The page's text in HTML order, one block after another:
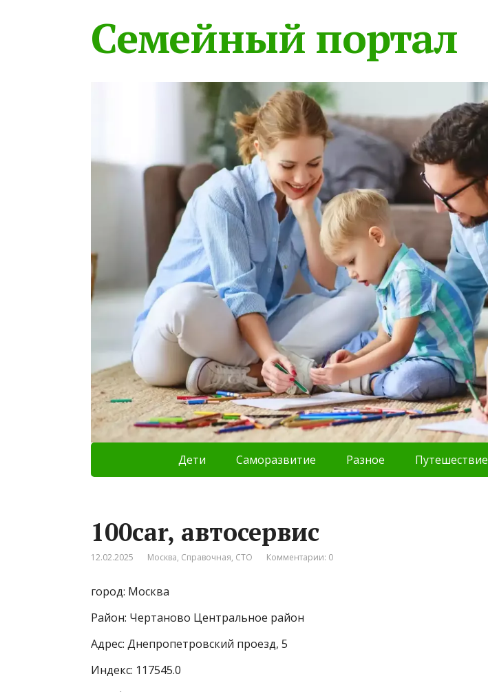
Семейный портал
Дети Саморазвитие Разное Путешествие
100car, автосервис
12.02.2025 Москва, Справочная, СТО Комментарии: 0
город: Москва
Район: Чертаново Центральное район
Адрес: Днепропетровский проезд, 5
Индекс: 117545.0